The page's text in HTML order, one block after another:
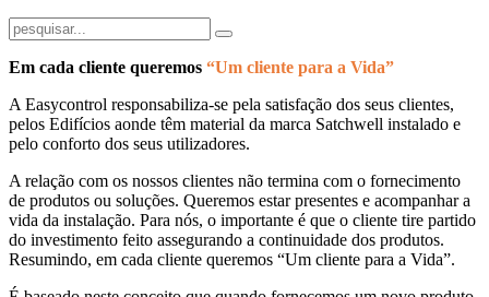
Em cada cliente queremos “Um cliente para a Vida”
A Easycontrol responsabiliza-se pela satisfação dos seus clientes,
pelos Edifícios aonde têm material da marca Satchwell instalado e
pelo conforto dos seus utilizadores.
A relação com os nossos clientes não termina com o fornecimento
de produtos ou soluções. Queremos estar presentes e acompanhar a
vida da instalação. Para nós, o importante é que o cliente tire partido
do investimento feito assegurando a continuidade dos produtos.
Resumindo, em cada cliente queremos “Um cliente para a Vida”.